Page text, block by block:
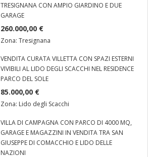
TRESIGNANA CON AMPIO GIARDINO E DUE
GARAGE
260.000,00 €
Zona:Tresignana
VENDITA CURATA VILLETTA CON SPAZI ESTERNI
VIVIBILI AL LIDO DEGLI SCACCHI NEL RESIDENCE
PARCO DEL SOLE
85.000,00 €
Zona: Lido degli Scacchi
VILLA DI CAMPAGNA CON PARCO DI 4000 MQ,
GARAGE E MAGAZZINI IN VENDITA TRA SAN
GIUSEPPE DI COMACCHIO E LIDO DELLE
NAZIONI